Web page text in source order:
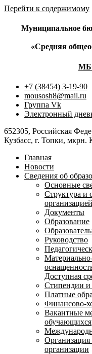
Перейти к содержимому
Муниципальное
«Средняя
+7 (38454) 3-19-90
mousosh8@mail.ru
Группа Vk
Электронный
652305, Российская
Кузбасс, г. Топки, мкрн.
Главная
Новости
Сведения об
Основные
Структура и
организацией
Документы
Образование
Руководство
Доступная
Стипендии
Платные
Финансово-
Вакантные
обучающихся
Организация
организации